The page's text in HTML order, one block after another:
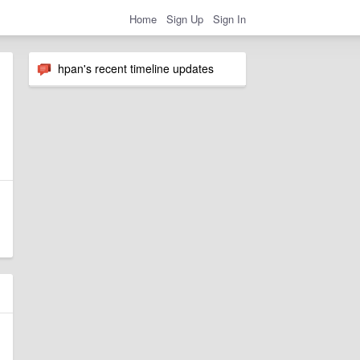
Home Sign Up Sign In
hpan's recent timeline updates